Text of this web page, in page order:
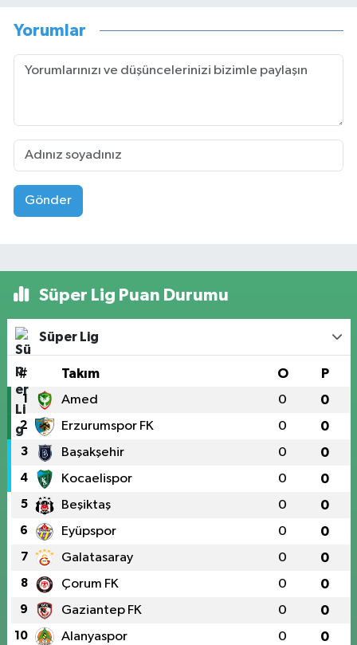
Yorumlar
Gönder
Süper Lig Puan Durumu
Süper Lig
# Takım O P
1 Amed 0 0
2 Erzurumspor FK 0 0
3 Başakşehir 0 0
4 Kocaelispor 0 0
5 Beşiktaş 0 0
6 Eyüpspor 0 0
7 Galatasaray 0 0
8 Çorum FK 0 0
9 Gaziantep FK 0 0
10 Alanyaspor 0 0